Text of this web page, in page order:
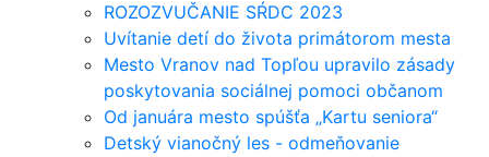
ROZOZVUČANIE SŔDC 2023
Uvítanie detí do života primátorom mesta
Mesto Vranov nad Topľou upravilo zásady
poskytovania sociálnej pomoci občanom
Od januára mesto spúšťa „Kartu seniora“
Detský vianočný les - odmeňovanie